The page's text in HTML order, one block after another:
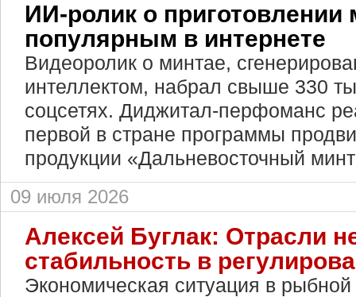
ИИ-ролик о приготовлении
популярным в интернете
Видеоролик о минтае,
интеллектом, набрал свыше 330
соцсетях. Диджитал-перфоманс
первой в стране программы
продукции «Дальневосточный
09 июля 2026
Алексей Буглак: Отрасли
стабильность в
Экономическая ситуация в